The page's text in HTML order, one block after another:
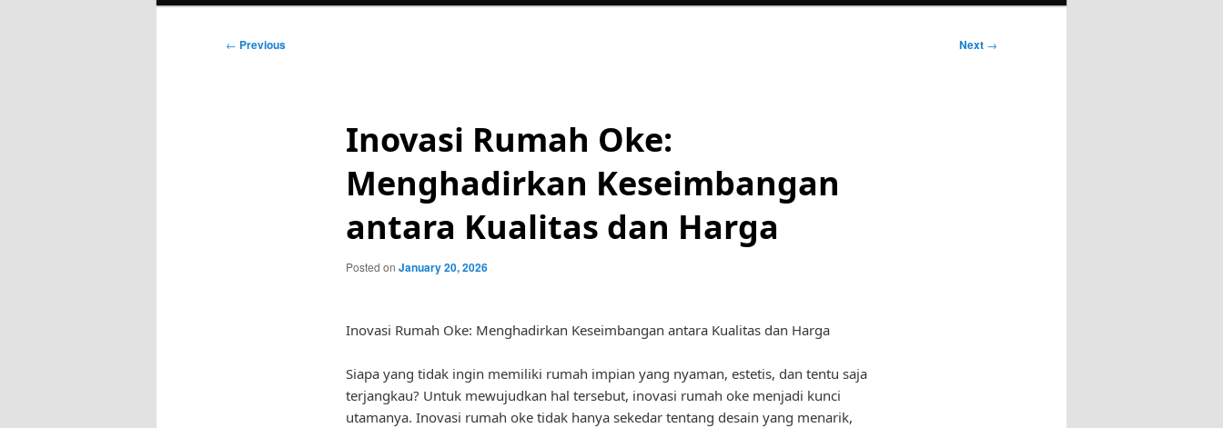
Post
← Previous Next →
Inovasi Rumah Oke:
Menghadirkan Keseimbangan
antara Kualitas dan Harga
Posted on January 20, 2026
Inovasi Rumah Oke: Menghadirkan Keseimbangan antara Kualitas dan Harga
Siapa yang tidak ingin memiliki rumah impian yang nyaman, estetis, dan tentu saja
terjangkau? Untuk mewujudkan hal tersebut, inovasi rumah oke menjadi kunci
utamanya. Inovasi rumah oke tidak hanya sekedar tentang desain yang menarik,